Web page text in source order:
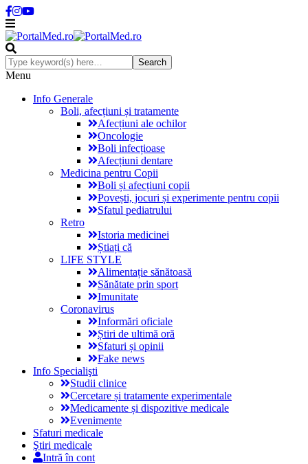
Menu
Info Generale
Boli, afecțiuni și tratamente
Afecțiuni ale ochilor
Oncologie
Boli infecțioase
Afecțiuni dentare
Medicina pentru Copii
Boli și afecțiuni copii
Povești, jocuri și experimente pentru copii
Sfatul pediatrului
Retro
Istoria medicinei
Știați că
LIFE STYLE
Alimentație sănătoasă
Sănătate prin sport
Imunitate
Coronavirus
Informări oficiale
Știri de ultimă oră
Sfaturi și opinii
Fake news
Info Specialişti
Studii clinice
Cercetare și tratamente experimentale
Medicamente și dispozitive medicale
Evenimente
Sfaturi medicale
Ştiri medicale
Intră în cont